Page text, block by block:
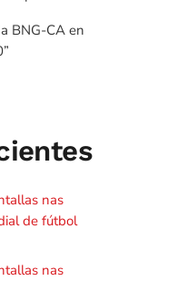
BNG-CA en
nas
de fútbol
nas